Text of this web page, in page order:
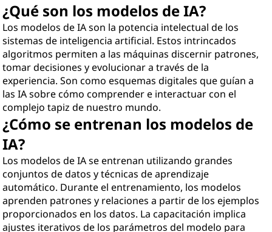
¿Qué son los modelos de IA?
Los modelos de IA son la potencia intelectual de los
sistemas de inteligencia artificial. Estos intrincados
algoritmos permiten a las máquinas discernir patrones,
tomar decisiones y evolucionar a través de la
experiencia. Son como esquemas digitales que guían a
las IA sobre cómo comprender e interactuar con el
complejo tapiz de nuestro mundo.
¿Cómo se entrenan los modelos de
IA?
Los modelos de IA se entrenan utilizando grandes
conjuntos de datos y técnicas de aprendizaje
automático. Durante el entrenamiento, los modelos
aprenden patrones y relaciones a partir de los ejemplos
proporcionados en los datos. La capacitación implica
ajustes iterativos de los parámetros del modelo para